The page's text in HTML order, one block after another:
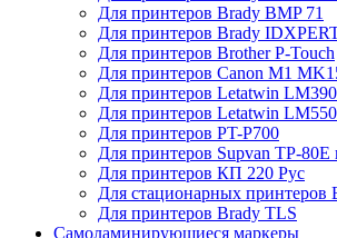
Для принтеров Brady BMP 71
Для принтеров Brady
Для принтеров Brother P-Touch
Для принтеров Canon M1
Для принтеров Letatwin
Для принтеров Letatwin
Для принтеров PT-P700
Для принтеров Supvan TP-80E
Для принтеров КП 220 Рус
Для стационарных принтеров
Для принтеров Brady TLS
Самоламинирующиеся маркеры